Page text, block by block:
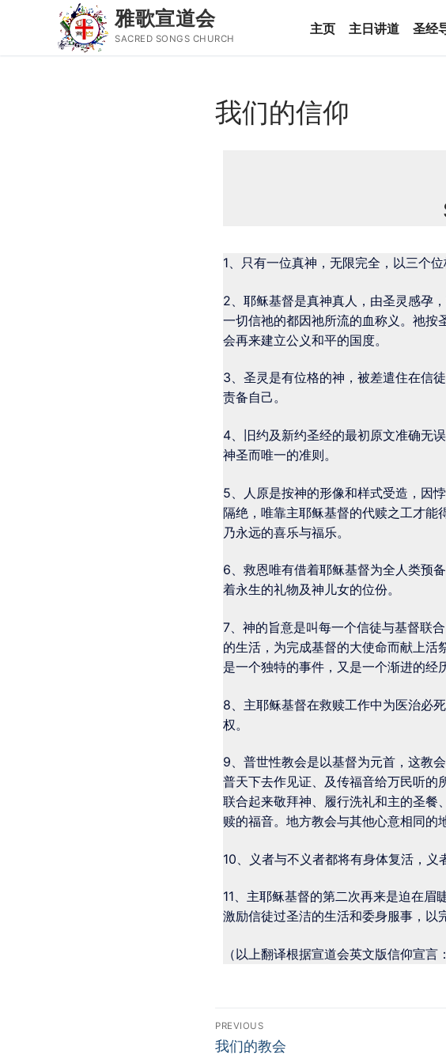
雅歌宣道会
SACRED SONGS CHURCH
主页 主日讲道 圣经
我们的信仰
1、只有一位真神，无限完全，以三个
2、耶稣基督是真神真人，由圣灵感孕
一切信祂的都因祂所流的血称义。祂按
会再来建立公义和平的国度。
3、圣灵是有位格的神，被差遣住在信
责备自己。
4、旧约及新约圣经的最初原文准确无
神圣而唯一的准则。
5、人原是按神的形像和样式受造，因
隔绝，唯靠主耶稣基督的代赎之工才能
乃永远的喜乐与福乐。
6、救恩唯有借着耶稣基督为全人类预
着永生的礼物及神儿女的位份。
7、神的旨意是叫每一个信徒与基督联
的生活，为完成基督的大使命而献上
是一个独特的事件，又是一个渐进的经历
8、主耶稣基督在救赎工作中为医治必
权。
9、普世性教会是以基督为元首，这教
普天下去作见证、及传福音给万民听的
联合起来敬拜神、履行洗礼和主的圣餐
赎的福音。地方教会与其他心意相同的
10、义者与不义者都将有身体复活，义
11、主耶稣基督的第二次再来是迫在
激励信徒过圣洁的生活和委身服事，以
（以上翻译根据宣道会英文版信仰宣言：
PREVIOUS
我们的教会